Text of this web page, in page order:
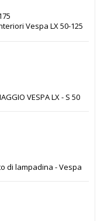
Vespa LX 50-125
VESPA LX - S 50
di lampadina - Vespa